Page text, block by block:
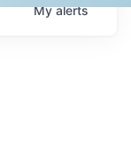
Myalerts